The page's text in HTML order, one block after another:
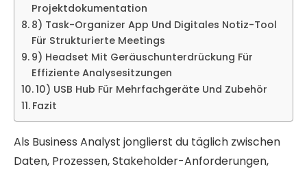
Projektdokumentation
8) Task-Organizer App Und Digitales Notiz-Tool
Für Strukturierte Meetings
9) Headset Mit Geräuschunterdrückung Für
Effiziente Analysesitzungen
10) USB Hub Für Mehrfachgeräte Und Zubehör
Fazit
Als Business Analyst jonglierst du täglich zwischen
Daten, Prozessen, Stakeholder-Anforderungen,